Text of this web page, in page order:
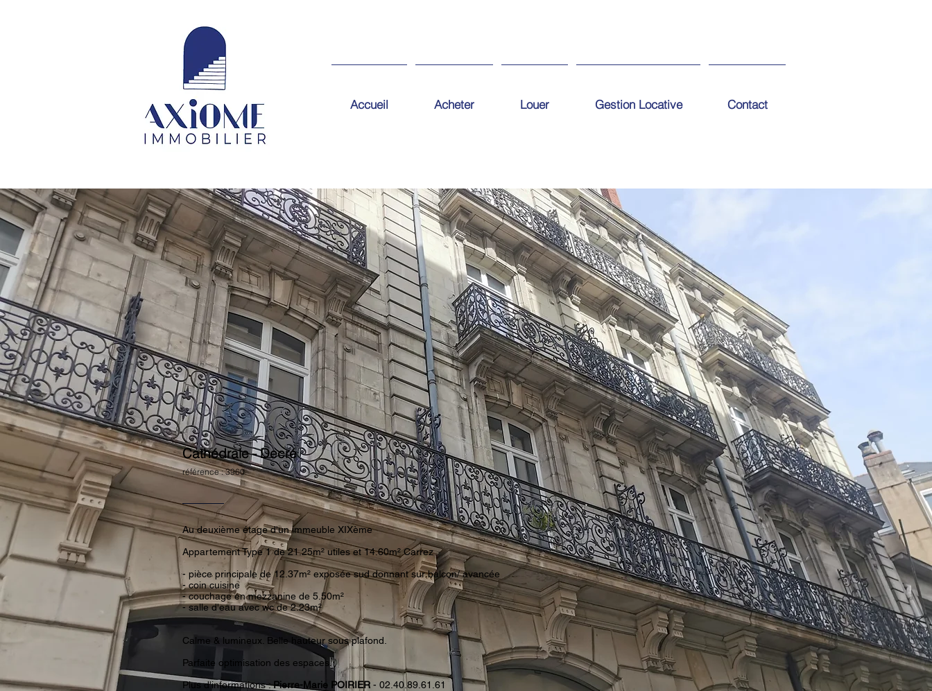
Accueil Acheter Louer Gestion Locative Contact
Cathédrale - Decré
référence : 3960
Au deuxième étage d'un immeuble XIXème
Appartement Type 1 de 21.25m² utiles et 14.60m² Carrez
- pièce principale de 12.37m² exposée sud donnant sur balcon/ avancée
- coin cuisine
- couchage en mezzanine de 5.50m²
- salle d'eau avec wc de 2.23m²
Calme & lumineux. Belle hauteur sous plafond.
Parfaite optimisation des espaces.
Plus d'informations :Pierre-Marie POIRIER - 02.40.89.61.61